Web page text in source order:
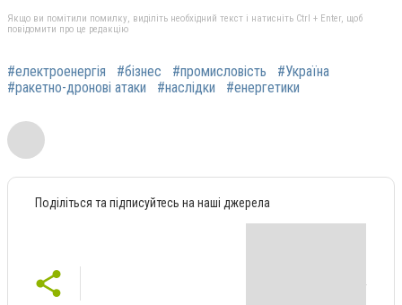
Якщо ви помітили помилку, виділіть необхідний текст і натисніть Ctrl + Enter, щоб
повідомити про це редакцію
#електроенергія #бізнес #промисловість
#Україна
#ракетно-дронові атаки
#наслідки #енергетики
Поділіться та підписуйтесь на наші джерела